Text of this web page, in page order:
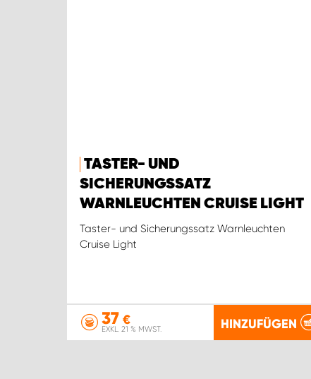
TASTER- UND
SICHERUNGSSATZ
WARNLEUCHTEN CRUISE LIGHT
Taster- und Sicherungssatz Warnleuchten
Cruise Light
37 €
EXKL. 21 % MWST. HINZUFÜGEN